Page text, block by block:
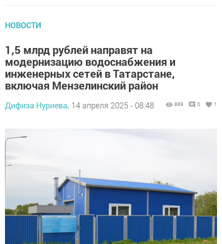
НОВОСТИ
1,5 млрд рублей направят на
модернизацию водоснабжения и
инженерных сетей в Татарстане,
включая Мензелинский район
Дифиза Нуриева, 14 апреля 2025 - 08:48 889 0 1